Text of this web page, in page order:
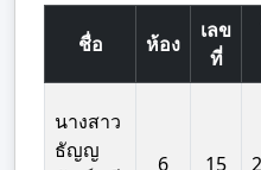
ชื่อ ห้อง
เลข
ที่
นางสาว
ธัญญ
6 15